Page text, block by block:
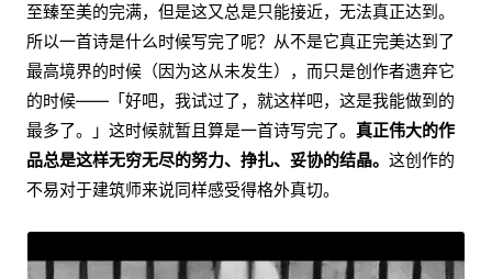
至臻至美的完满，但是这又总是只能接近，无法真正达到。
所以一首诗是什么时候写完了呢？从不是它真正完美达到了
最高境界的时候（因为这从未发生），而只是创作者遗弃它
的时候——「好吧，我试过了，就这样吧，这是我能做到的
最多了。」这时候就暂且算是一首诗写完了。 真正伟大的作
品总是这样无穷无尽的努力、挣扎、妥协的结晶。 这创作的
不易对于建筑师来说同样感受得格外真切。